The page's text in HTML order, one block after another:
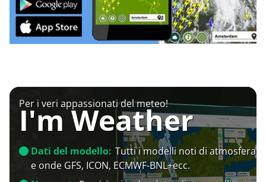
Per i veri appassionati del meteo!
I'm Weather
Dati del modello: Tutti i modelli noti di atmosfera
e onde GFS, ICON, ECMWF-BNL+ecc.